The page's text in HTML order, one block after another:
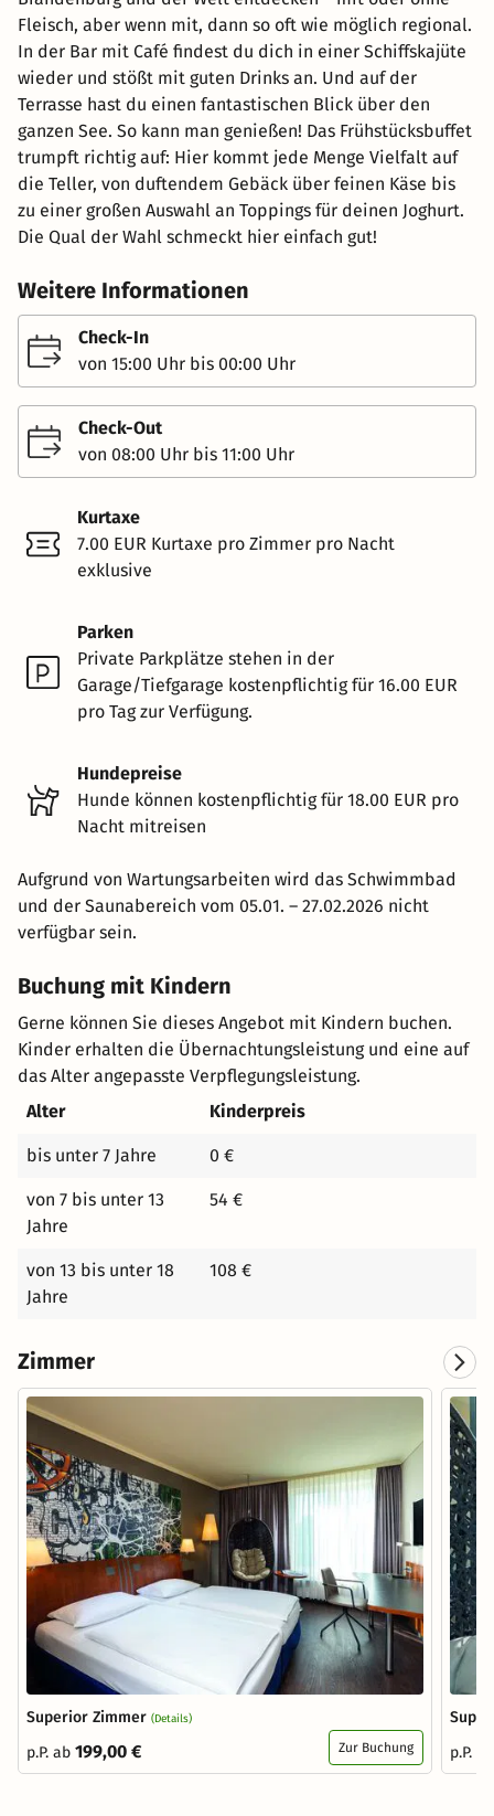
Fleisch, aber wenn mit, dann so oft wie möglich regional.
In der Bar mit Café findest du dich in einer Schiffskajüte
wieder und stößt mit guten Drinks an. Und auf der
Terrasse hast du einen fantastischen Blick über den
ganzen See. So kann man genießen! Das Frühstücksbuffet
trumpft richtig auf: Hier kommt jede Menge Vielfalt auf
die Teller, von duftendem Gebäck über feinen Käse bis
zu einer großen Auswahl an Toppings für deinen Joghurt.
Die Qual der Wahl schmeckt hier einfach gut!
Weitere Informationen
Check-In
von 15:00 Uhr bis 00:00 Uhr
Check-Out
von 08:00 Uhr bis 11:00 Uhr
Kurtaxe
7.00 EUR Kurtaxe pro Zimmer pro Nacht
exklusive
Parken
Private Parkplätze stehen in der
Garage/Tiefgarage kostenpflichtig für 16.00 EUR
pro Tag zur Verfügung.
Hundepreise
Hunde können kostenpflichtig für 18.00 EUR pro
Nacht mitreisen
Aufgrund von Wartungsarbeiten wird das Schwimmbad
und der Saunabereich vom 05.01. – 27.02.2026 nicht
verfügbar sein.
Buchung mit Kindern
Gerne können Sie dieses Angebot mit Kindern buchen.
Kinder erhalten die Übernachtungsleistung und eine auf
das Alter angepasste Verpflegungsleistung.
Alter
Kinderpreis
bis unter 7 Jahre 0 €
von 7 bis unter 13
Jahre
54 €
von 13 bis unter 18
Jahre
108 €
Zimmer
Superior Zimmer (Details)
p.P. ab 199,00 € Zur Buchung
p.P.